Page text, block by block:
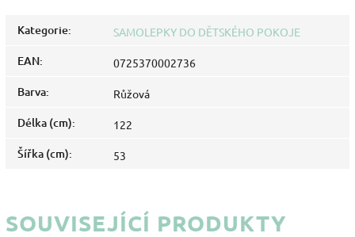
Kategorie: SAMOLEPKY DO DĚTSKÉHO POKOJE
EAN: 0725370002736
Barva: Růžová
Délka (cm): 122
Šířka (cm): 53
SOUVISEJÍCÍ PRODUKTY